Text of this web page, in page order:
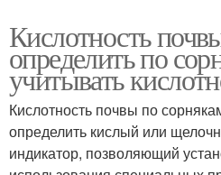
Кислотность
определить по
учитывать
Кислотность почвы по
определить кислый или
индикатор, позволяющий